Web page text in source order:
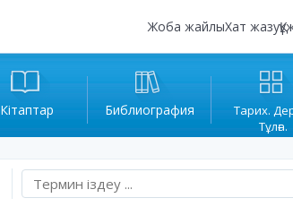
Жоба жайлыХат жазу
Кітаптар Библиография
Тарих.
Тұлға.